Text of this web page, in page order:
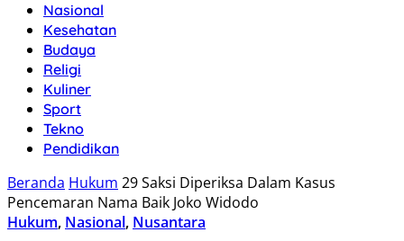
Nasional
Kesehatan
Budaya
Religi
Kuliner
Sport
Tekno
Pendidikan
Beranda Hukum 29 Saksi Diperiksa Dalam Kasus
Pencemaran Nama Baik Joko Widodo
Hukum, Nasional, Nusantara